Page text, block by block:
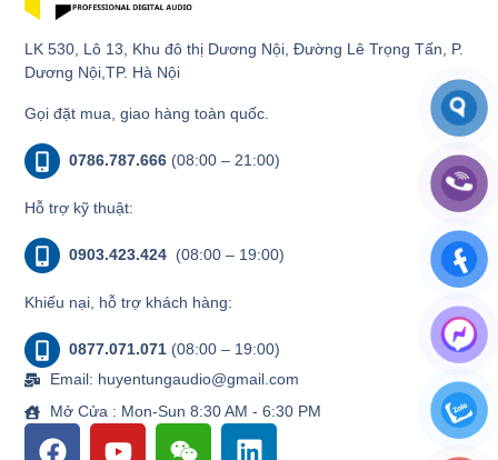
LK 530, Lô 13, Khu đô thị Dương Nội, Đường Lê Trọng Tấn, P.
Dương Nội,TP. Hà Nội
Gọi đặt mua, giao hàng toàn quốc.
0786.787.666 (08:00 – 21:00)
Hỗ trợ kỹ thuật:
0903.423.424 (08:00 – 19:00)
Khiếu nại, hỗ trợ khách hàng:
0877.071.071 (08:00 – 19:00)
Email: huyentungaudio@gmail.com
Mở Cửa : Mon-Sun 8:30 AM - 6:30 PM